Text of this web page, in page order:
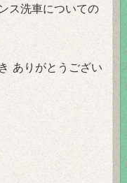
ス洗車についての
ありがとうござい